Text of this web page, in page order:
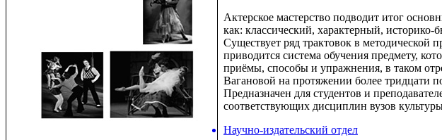
Актерское мастерство подводит итог
как: классический, характерный, историко-
Существует ряд трактовок в методической
приводится система обучения предмету,
приёмы, способы и упражнения, в таком
Вагановой на протяжении более тридцати
Предназначен для студентов и
соответствующих дисциплин вузов
Научно-издательский отдел